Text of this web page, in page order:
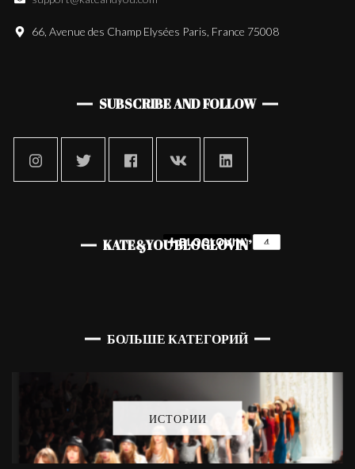
66, Avenue des Champ Elysées Paris, France 75008
SUBSCRIBE AND FOLLOW
KATE&YOU BLOGLOVIN’
БОЛЬШЕ КАТЕГОРИЙ
ИСТОРИИ